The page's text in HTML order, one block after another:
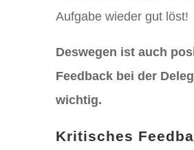
Aufgabe wieder gut löst!
Deswegen ist auch
Feedback bei der
wichtig.
Kritisches